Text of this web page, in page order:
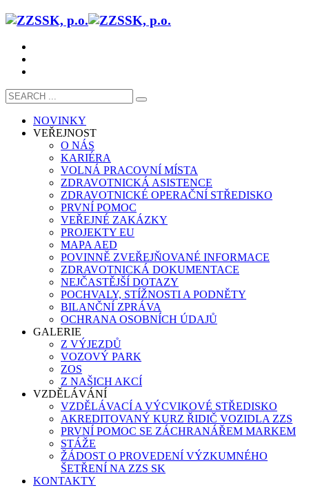
NOVINKY
VEŘEJNOST
O NÁS
KARIÉRA
VOLNÁ PRACOVNÍ MÍSTA
ZDRAVOTNICKÁ ASISTENCE
ZDRAVOTNICKÉ OPERAČNÍ STŘEDISKO
PRVNÍ POMOC
VEŘEJNÉ ZAKÁZKY
PROJEKTY EU
MAPA AED
POVINNĚ ZVEŘEJŇOVANÉ INFORMACE
ZDRAVOTNICKÁ DOKUMENTACE
NEJČASTĚJŠÍ DOTAZY
POCHVALY, STÍŽNOSTI A PODNĚTY
BILANČNÍ ZPRÁVA
OCHRANA OSOBNÍCH ÚDAJŮ
GALERIE
Z VÝJEZDŮ
VOZOVÝ PARK
ZOS
Z NAŠICH AKCÍ
VZDĚLÁVÁNÍ
VZDĚLÁVACÍ A VÝCVIKOVÉ STŘEDISKO
AKREDITOVANÝ KURZ ŘIDIČ VOZIDLA ZZS
PRVNÍ POMOC SE ZÁCHRANÁŘEM MARKEM
STÁŽE
ŽÁDOST O PROVEDENÍ VÝZKUMNÉHO
ŠETŘENÍ NA ZZS SK
KONTAKTY